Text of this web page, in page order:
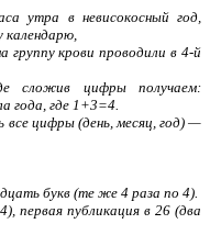
утра в невисокосный год,
календарю,
группу крови проводили в 4-й
сложив цифры получаем:
года, где 1+3=4.
все цифры (день, месяц, год) —
букв (те же 4 раза по 4).
первая публикация в 26 (два